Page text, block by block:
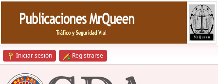
Iniciar sesión Registrarse